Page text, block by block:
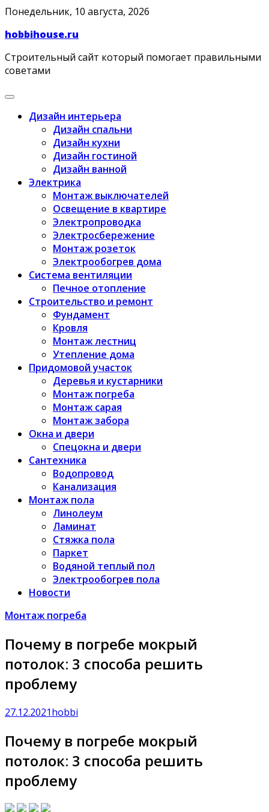
Skip
content
Понедельник, 10 августа, 2026
hobbihouse.ru
Строительный сайт который помогает правильными
советами
Дизайн интерьера
Дизайн спальни
Дизайн кухни
Дизайн гостиной
Дизайн ванной
Электрика
Монтаж выключателей
Освещение в квартире
Электропроводка
Электросбережение
Монтаж розеток
Электрообогрев дома
Система вентиляции
Печное отопление
Строительство и ремонт
Фундамент
Кровля
Монтаж лестниц
Утепление дома
Придомовой участок
Деревья и кустарники
Монтаж погреба
Монтаж сарая
Монтаж забора
Окна и двери
Спецокна и двери
Сантехника
Водопровод
Канализация
Монтаж пола
Линолеум
Ламинат
Стяжка пола
Паркет
Водяной теплый пол
Электрообогрев пола
Новости
Монтаж погреба
Почему в погребе мокрый
потолок: 3 способа решить
проблему
27.12.2021hobbi
Почему в погребе мокрый
потолок: 3 способа решить
проблему